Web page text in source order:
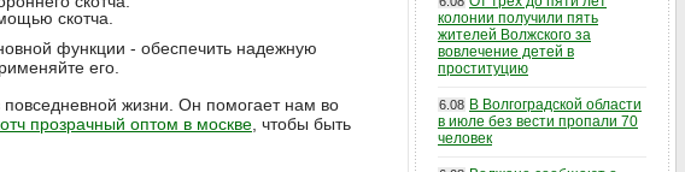
скотча.
функции - обеспечить надежную
его.
жизни. Он помогает нам во
прозрачный оптом в москве , чтобы быть
колонии получили пять
жителей Волжского за
вовлечение детей в
проституцию
6.08 В Волгоградской области
в июле без вести пропали 70
человек